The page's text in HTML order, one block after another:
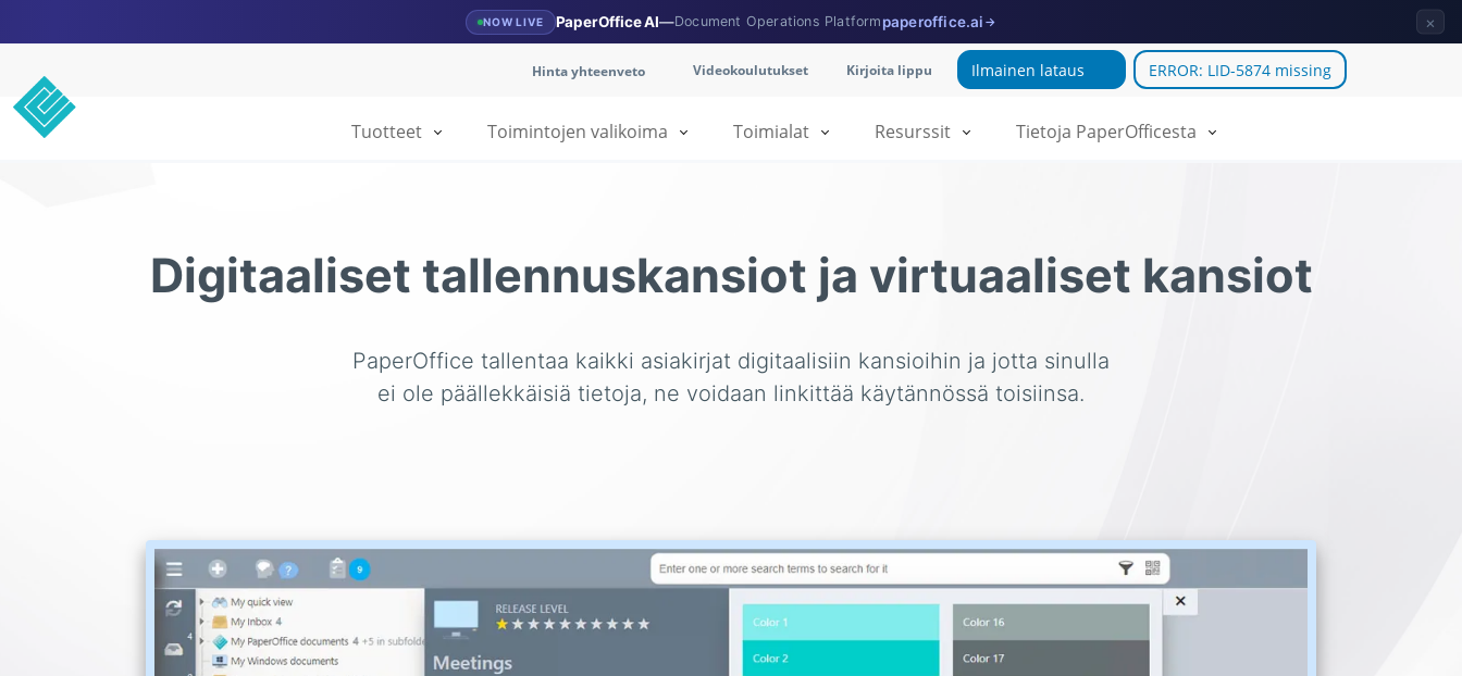
NOW LIVE PaperOffice AI—Document Operations Platform paperoffice.ai → ×
Hinta yhteenveto Videokoulutukset Kirjoita lippu Ilmainen lataus ERROR: LID-5874 missing
Tietoja PaperOfficesta
Resurssit
Toimialat
Toimintojen valikoima
Tuotteet
Digitaaliset tallennuskansiot ja virtuaaliset kansiot
PaperOffice tallentaa kaikki asiakirjat digitaalisiin kansioihin ja jotta sinulla
ei ole päällekkäisiä tietoja, ne voidaan linkittää käytännössä toisiinsa.